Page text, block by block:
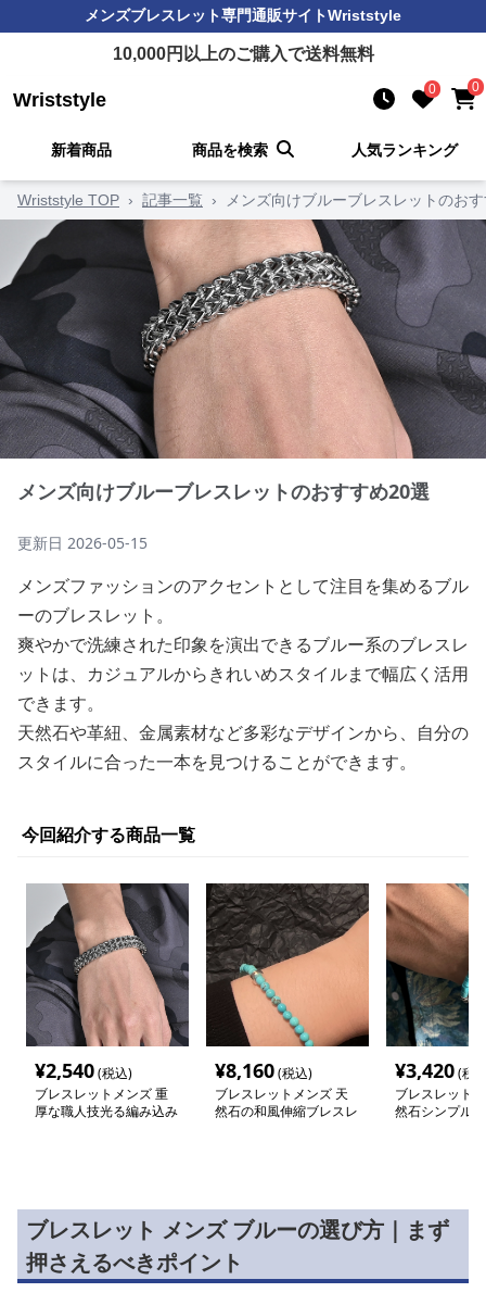
メンズブレスレット専門通販サイトWriststyle
10,000円以上のご購入で送料無料
Wriststyle 0 0
新着商品 商品を検索 人気ランキング
Wriststyle TOP › 記事一覧 › メンズ向けブルーブレスレットのお
メンズ向けブルーブレスレットのおすすめ20選
更新日 2026-05-15
メンズファッションのアクセントとして注目を集めるブル
ーのブレスレット。
爽やかで洗練された印象を演出できるブルー系のブレスレ
ットは、カジュアルからきれいめスタイルまで幅広く活用
できます。
天然石や革紐、金属素材など多彩なデザインから、自分の
スタイルに合った一本を見つけることができます。
今回紹介する商品一覧
¥2,540(税込)
ブレスレットメンズ 重
厚な職人技光る編み込み
¥8,160(税込)
ブレスレットメンズ 天
然石の和風伸縮ブレスレ
¥3,420(税
ブレスレット
然石シンプル
ブレスレット メンズ ブルーの選び方｜まず
押さえるべきポイント